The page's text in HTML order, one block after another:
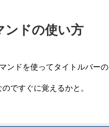
ンドの使い方
ンドを使ってタイトルバー
ですぐに覚えるかと。